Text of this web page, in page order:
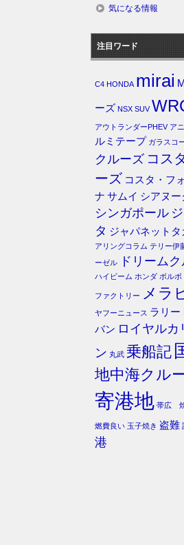
気になる情報
注目ワード
C4 HONDA mirai
ーズ NSX SUV
アウトランダーPHEV ア
ルミテープ ガラスコ
クルーズ コス
ーズ コスタ・フ
ナ サムイ シアヌー
シンガポール
タ ジャパネットタ
アリングコラム テリー伊
ーゼル
ドリーム
ハイビーム ホンダ ボルボ
ファクトリー メラ
ヤフーニュース ラリー
バン ロイヤルカ
ン 丸武 乗船記
地中海クル
寄港地 帯広
燃費良い 玉子焼き 盗難
港